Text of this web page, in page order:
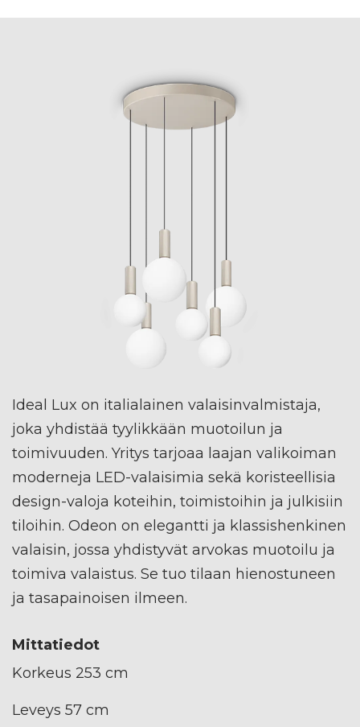
Ideal Lux on italialainen valaisinvalmistaja,
joka yhdistää tyylikkään muotoilun ja
toimivuuden. Yritys tarjoaa laajan valikoiman
moderneja LED-valaisimia sekä koristeellisia
design-valoja koteihin, toimistoihin ja julkisiin
tiloihin. Odeon on elegantti ja klassishenkinen
valaisin, jossa yhdistyvät arvokas muotoilu ja
toimiva valaistus. Se tuo tilaan hienostuneen
ja tasapainoisen ilmeen.
Mittatiedot
Korkeus 253 cm
Leveys 57 cm